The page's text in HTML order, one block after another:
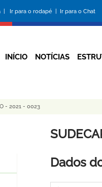
| Ir para o rodapé | Ir para o Chat
INÍCIO NOTÍCIAS
- 2021 - 0023
Dados